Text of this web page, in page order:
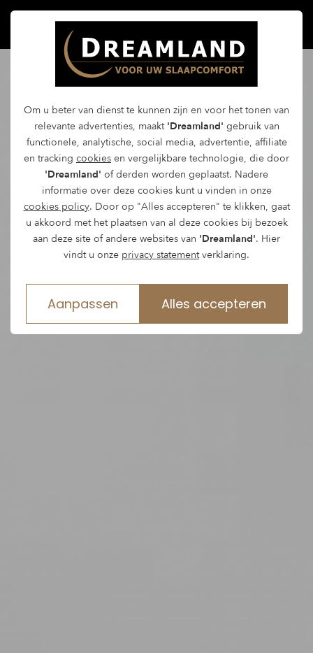
Om u beter van dienst te kunnen zijn en voor het tonen van
relevante advertenties, maakt 'Dreamland' gebruik van
functionele, analytische, social media, advertentie, affiliate
en tracking cookies en vergelijkbare technologie, die door
'Dreamland' of derden worden geplaatst. Nadere
informatie over deze cookies kunt u vinden in onze
cookies policy. Door op "Alles accepteren" te klikken, gaat
u akkoord met het plaatsen van al deze cookies bij bezoek
aan deze site of andere websites van 'Dreamland'. Hier
vindt u onze privacy statementverklaring.
Aanpassen Alles accepteren